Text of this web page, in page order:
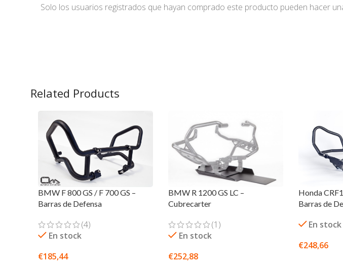
Solo los usuarios registrados que hayan comprado este producto pueden hacer
Related Products
BMW F 800 GS / F 700 GS –
Barras de Defensa
(4)
En stock
€185,44
BMW R 1200 GS LC –
Cubrecarter
(1)
En stock
€252,88
Honda
Barras de
En stock
€248,66